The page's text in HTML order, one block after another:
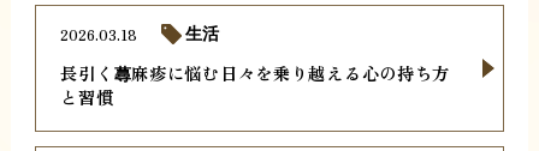
長引く蕁麻疹に悩む日々を乗り越える心の持ち方
と習慣
2026.03.18 生活